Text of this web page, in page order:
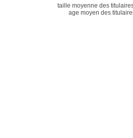
taille moyenne des
age moyen des